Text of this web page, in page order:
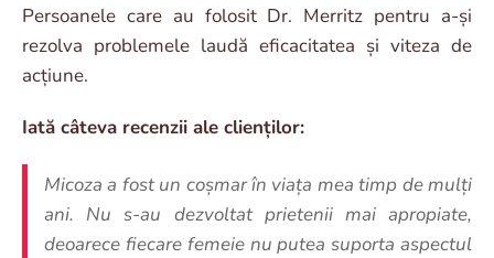
Persoanele care au folosit Dr. Merritz pentru a-și
rezolva problemele laudă eficacitatea și viteza de
acțiune.
Iată câteva recenzii ale clienților:
Micoza a fost un coșmar în viața mea timp de mulți
ani. Nu s-au dezvoltat prietenii mai apropiate,
deoarece fiecare femeie nu putea suporta aspectul